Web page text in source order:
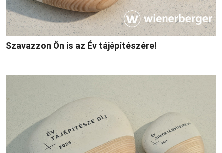
Szavazzon Ön is az Év tájépítészére!